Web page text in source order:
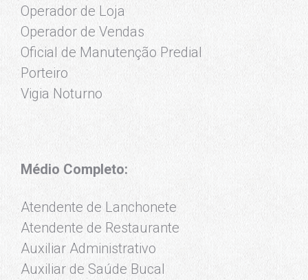
Operador de Loja
Operador de Vendas
Oficial de Manutenção Predial
Porteiro
Vigia Noturno
Médio Completo:
Atendente de Lanchonete
Atendente de Restaurante
Auxiliar Administrativo
Auxiliar de Saúde Bucal